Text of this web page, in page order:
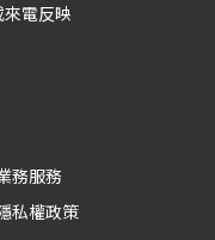
電反映
務服務
私權政策